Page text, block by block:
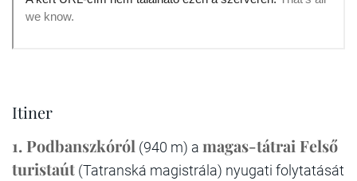
Itiner
1. Podbanszkóról (940 m) a magas-tátrai Felső
turistaút (Tatranská magistrála) nyugati folytatását